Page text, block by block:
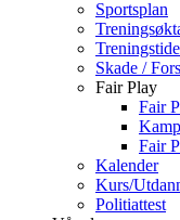
Sportsplan
Skade /
Fair Play
Fair
Fair
Kalender
Kurs/
Politiattest